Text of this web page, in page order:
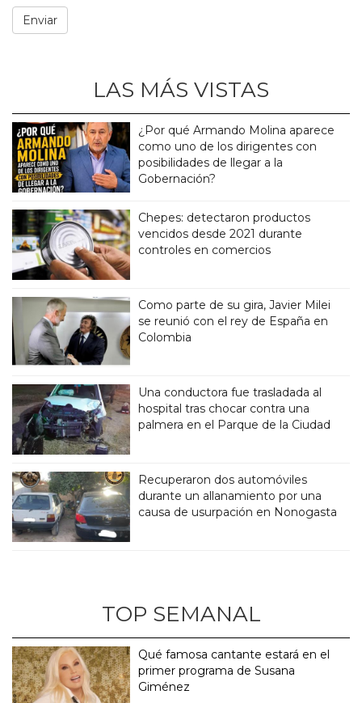
LAS MÁS VISTAS
¿Por qué Armando Molina aparece
como uno de los dirigentes con
posibilidades de llegar a la
Gobernación?
Chepes: detectaron productos
vencidos desde 2021 durante
controles en comercios
Como parte de su gira, Javier Milei
se reunió con el rey de España en
Colombia
Una conductora fue trasladada al
hospital tras chocar contra una
palmera en el Parque de la Ciudad
Recuperaron dos automóviles
durante un allanamiento por una
causa de usurpación en Nonogasta
TOP SEMANAL
Qué famosa cantante estará en el
primer programa de Susana
Giménez